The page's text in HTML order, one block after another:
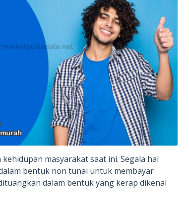
masyarakat saat ini. Segala hal
bentuk non tunai untuk membayar
dalam bentuk yang kerap dikenal